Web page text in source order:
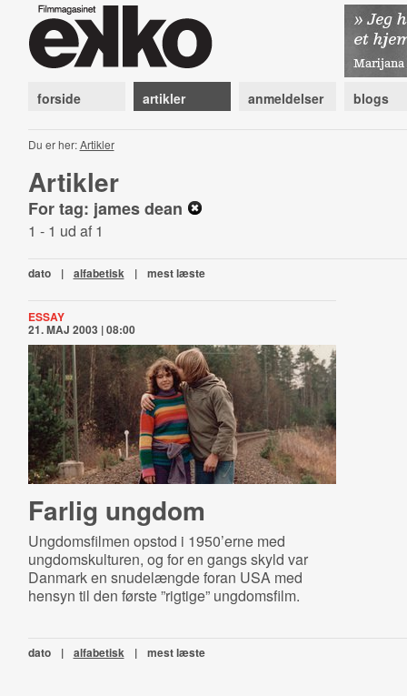
forside artikler anmeldelser blogs
Du er her:Artikler
Artikler
For tag: james dean
1 - 1 ud af 1
dato | alfabetisk | mest læste
ESSAY
21. MAJ 2003 | 08:00
Farlig ungdom
Ungdomsfilmen opstod i 1950’erne med
ungdomskulturen, og for en gangs skyld var
Danmark en snudelængde foran USA med
hensyn til den første ”rigtige” ungdomsfilm.
dato | alfabetisk | mest læste